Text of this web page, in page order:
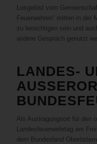
Losgelöst vom
Feuerwehren“ mitten in
zu besichtigen sein und
andere Gespräch genutzt
LANDES-
Als Austragungsort für den
Landesfeuerwehrtag am
dem Bundesland